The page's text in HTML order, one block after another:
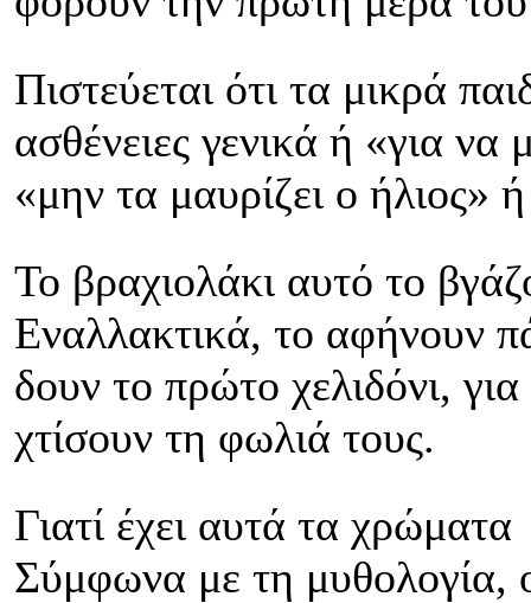
Πιστεύεται ότι τα μικρά
ασθένειες γενικά ή «για
«μην τα μαυρίζει ο ήλιος»
Το βραχιολάκι αυτό το
Εναλλακτικά, το αφήνουν
δουν το πρώτο χελιδόνι,
χτίσουν τη φωλιά τους.
Γιατί έχει αυτά τα χρώματα
Σύμφωνα με τη μυθολογία,